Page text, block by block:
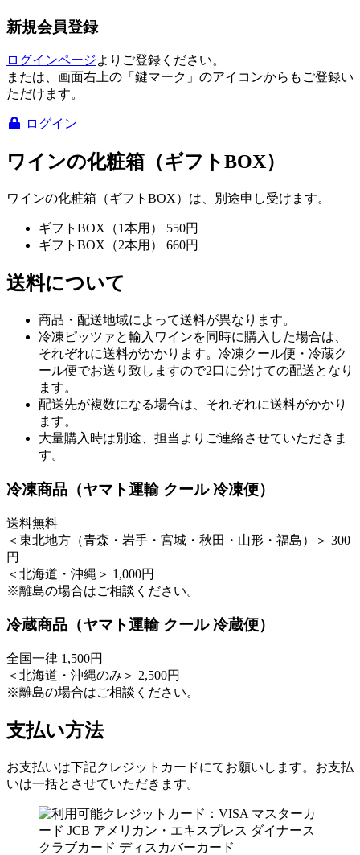
新規会員登録
ログインページよりご登録ください。
または、画面右上の「鍵マーク」のアイコンからもご登録い
ただけます。
ログイン
ワインの化粧箱（ギフトBOX）
ワインの化粧箱（ギフトBOX）は、別途申し受けます。
ギフトBOX（1本用） 550円
ギフトBOX（2本用） 660円
送料について
商品・配送地域によって送料が異なります。
冷凍ピッツァと輸入ワインを同時に購入した場合は、
それぞれに送料がかかります。冷凍クール便・冷蔵ク
ール便でお送り致しますので2口に分けての配送となり
ます。
配送先が複数になる場合は、それぞれに送料がかかり
ます。
大量購入時は別途、担当よりご連絡させていただきま
す。
冷凍商品（ヤマト運輸 クール 冷凍便）
送料無料
＜東北地方（青森・岩手・宮城・秋田・山形・福島）＞ 300
円
＜北海道・沖縄＞ 1,000円
※離島の場合はご相談ください。
冷蔵商品（ヤマト運輸 クール 冷蔵便）
全国一律 1,500円
＜北海道・沖縄のみ＞ 2,500円
※離島の場合はご相談ください。
支払い方法
お支払いは下記クレジットカードにてお願いします。お支払
いは一括とさせていただきます。